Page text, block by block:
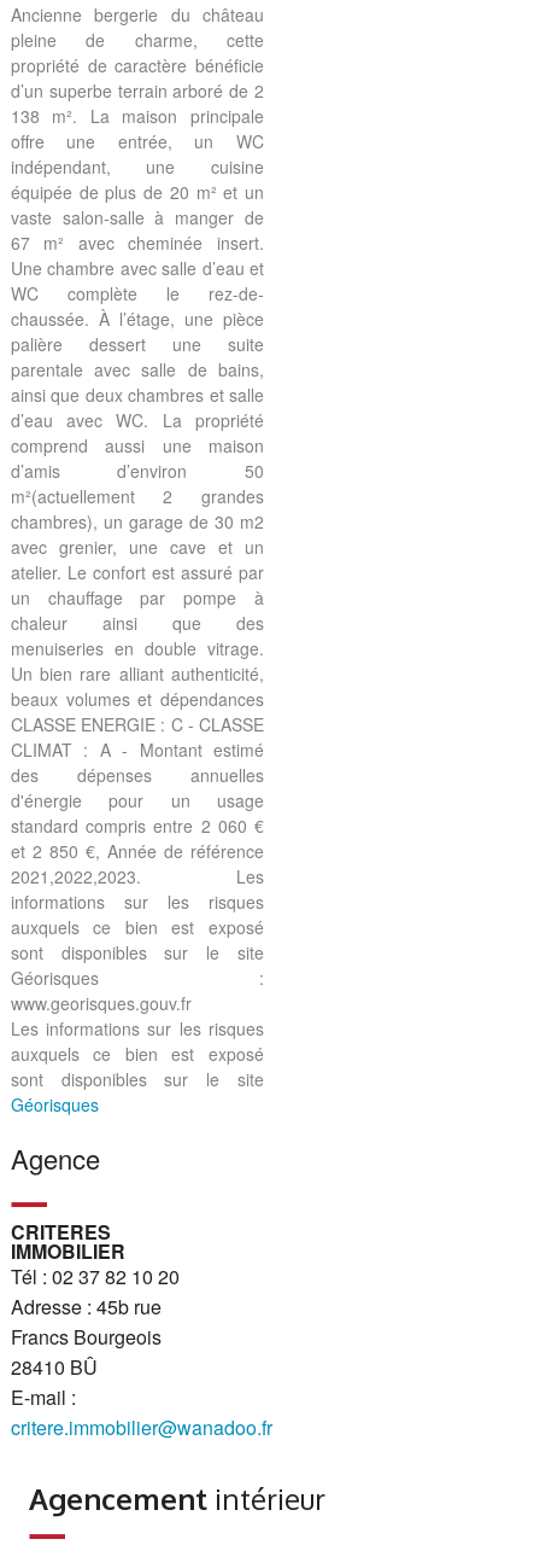
Ancienne bergerie du château
pleine de charme, cette
propriété de caractère bénéficie
d’un superbe terrain arboré de 2
138 m². La maison principale
offre une entrée, un WC
indépendant, une cuisine
équipée de plus de 20 m² et un
vaste salon-salle à manger de
67 m² avec cheminée insert.
Une chambre avec salle d’eau et
WC complète le rez-de-
chaussée. À l’étage, une pièce
palière dessert une suite
parentale avec salle de bains,
ainsi que deux chambres et salle
d’eau avec WC. La propriété
comprend aussi une maison
d’amis d’environ 50
m²(actuellement 2 grandes
chambres), un garage de 30 m2
avec grenier, une cave et un
atelier. Le confort est assuré par
un chauffage par pompe à
chaleur ainsi que des
menuiseries en double vitrage.
Un bien rare alliant authenticité,
beaux volumes et dépendances
CLASSE ENERGIE : C - CLASSE
CLIMAT : A - Montant estimé
des dépenses annuelles
d'énergie pour un usage
standard compris entre 2 060 €
et 2 850 €, Année de référence
2021,2022,2023. Les
informations sur les risques
auxquels ce bien est exposé
sont disponibles sur le site
Géorisques :
www.georisques.gouv.fr
Les informations sur les risques
auxquels ce bien est exposé
sont disponibles sur le site
Géorisques
Agence
CRITERES
IMMOBILIER
Tél : 02 37 82 10 20
Adresse : 45b rue
Francs Bourgeois
28410 BÛ
E-mail :
critere.immobilier@wanadoo.fr
Agencement intérieur